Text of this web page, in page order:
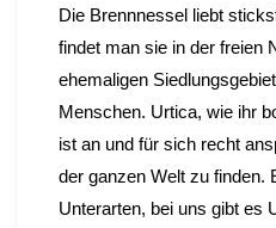
Die Brennnessel liebt
findet man sie in der freien
ehemaligen
Menschen. Urtica, wie ihr
ist an und für sich recht
der ganzen Welt zu finden.
Unterarten, bei uns gibt es